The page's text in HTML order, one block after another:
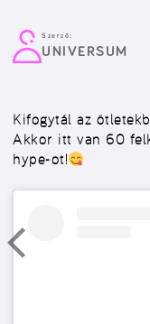
Szerző:
UNIVERSUM
Kifogytál az
Akkor itt van 60
hype-ot!